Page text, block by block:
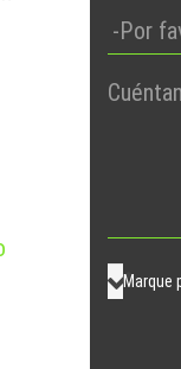
Por
vacío.
Marque